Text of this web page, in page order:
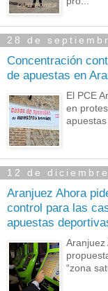
28 de
Concentración
de apuestas en
El PCE
en
12 de
Aranjuez Ahora
control para las
apuestas
Aranjuez
“zona